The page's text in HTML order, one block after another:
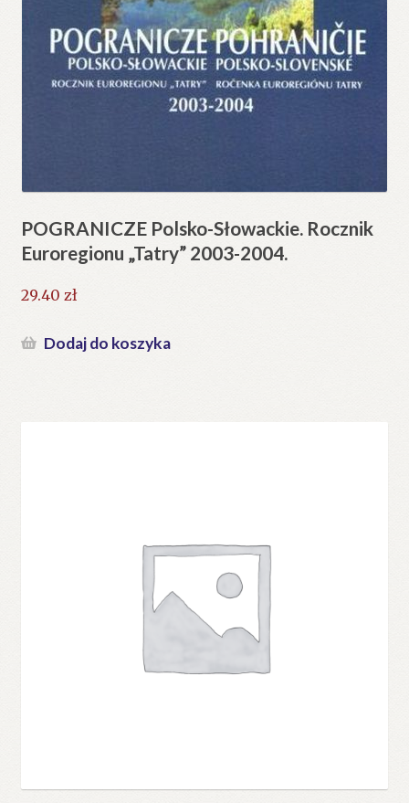
POGRANICZE Polsko-Słowackie. Rocznik
Euroregionu „Tatry” 2003-2004.
29.40 zł
Dodaj do koszyka